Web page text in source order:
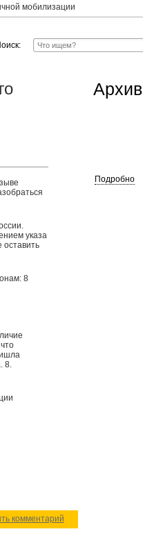
мобилизации
указа
оставить
8
8.
Архив
Подробно
комментарий